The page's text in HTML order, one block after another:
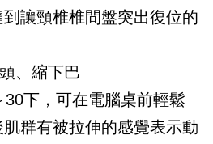
讓頸椎椎間盤突出復位的
、縮下巴
30下，可在電腦桌前輕鬆
群有被拉伸的感覺表示動